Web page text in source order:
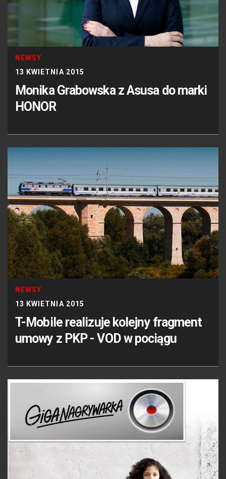
NEWSY
13 KWIETNIA 2015
Monika Grabowska z Asusa do marki
HONOR
NEWSY
13 KWIETNIA 2015
T-Mobile realizuje kolejny fragment
umowy z PKP - VOD w pociągu